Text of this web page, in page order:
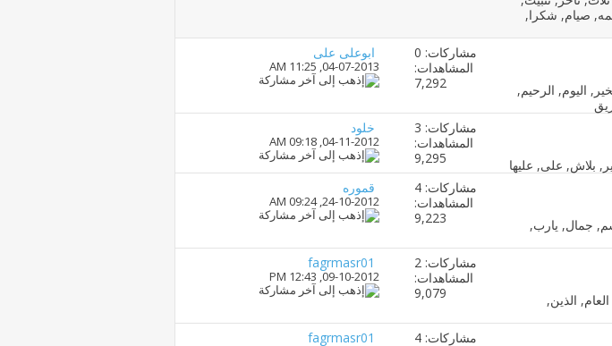
مشاركات: 0
المشاهدات:
7,292
ابوعلى على
04-07-2013,
11:25 AM
مشاركات: 3
المشاهدات:
9,295
خلود
04-11-2012,
09:18 AM
مشاركات: 4
المشاهدات:
9,223
قموره
24-10-2012,
09:24 AM
مشاركات: 2
المشاهدات:
9,079
fagrmasr01
09-10-2012,
12:43 PM
مشاركات: 4
fagrmasr01